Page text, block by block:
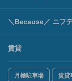
＼Because／ ニフ
賃貸
月極駐車場 賃貸